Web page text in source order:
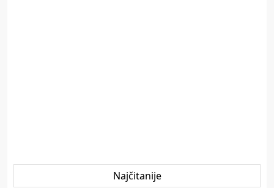
Najčitanije